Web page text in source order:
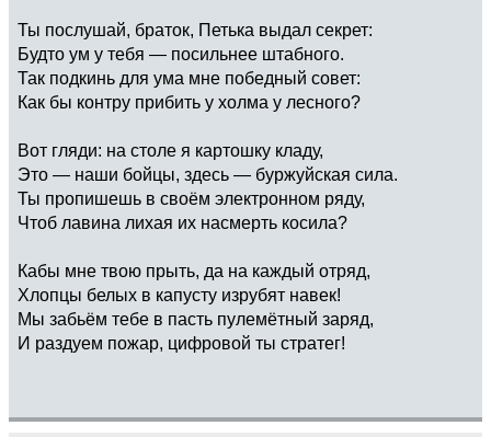
Ты послушай, браток, Петька выдал секрет:
Будто ум у тебя — посильнее штабного.
Так подкинь для ума мне победный совет:
Как бы контру прибить у холма у лесного?
Вот гляди: на столе я картошку кладу,
Это — наши бойцы, здесь — буржуйская сила.
Ты пропишешь в своём электронном ряду,
Чтоб лавина лихая их насмерть косила?
Кабы мне твою прыть, да на каждый отряд,
Хлопцы белых в капусту изрубят навек!
Мы забьём тебе в пасть пулемётный заряд,
И раздуем пожар, цифровой ты стратег!